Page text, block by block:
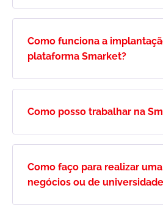
Como funciona a
plataforma Smarket?
Como posso trabalhar na
Como faço para realizar
negócios ou de